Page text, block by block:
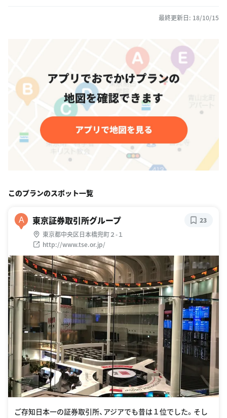
最終更新日: 18/10/15
このプランのスポット一覧
A 東京証券取引所グループ
東京都中央区日本橋兜町２-１
http://www.tse.or.jp/
23
ご存知日本一の証券取引所、アジアでも昔は１位でした。そし